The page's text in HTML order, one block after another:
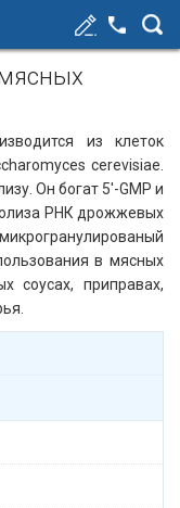
из клеток
cerevisiae.
Он богат 5'-GMP и
РНК дрожжевых
в мясных
соусах, приправах,